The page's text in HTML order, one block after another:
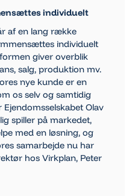
individuelt
af en lang række
individuelt
giver overblik
salg, produktion mv.
nye kunde er en
os selv og samtidig
Olav
spiller på markedet,
med en løsning, og
samarbejde nu har
hos Virkplan, Peter